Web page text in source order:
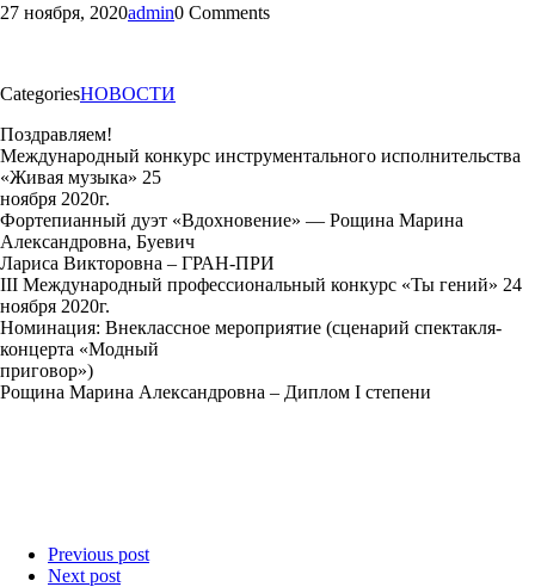
27 ноября, 2020admin0 Comments
CategoriesНОВОСТИ
Поздравляем!
Международный конкурс инструментального исполнительства
«Живая музыка» 25
ноября 2020г.
Фортепианный дуэт «Вдохновение» — Рощина Марина
Александровна, Буевич
Лариса Викторовна – ГРАН-ПРИ
III Международный профессиональный конкурс «Ты гений» 24
ноября 2020г.
Номинация: Внеклассное мероприятие (сценарий спектакля-
концерта «Модный
приговор»)
Рощина Марина Александровна – Диплом I степени
Previous post
Next post